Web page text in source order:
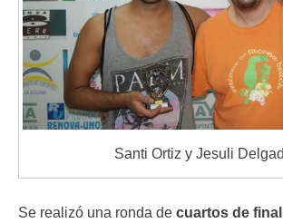
Santi Ortiz y Jesuli
Se realizó una ronda de cuartos de final